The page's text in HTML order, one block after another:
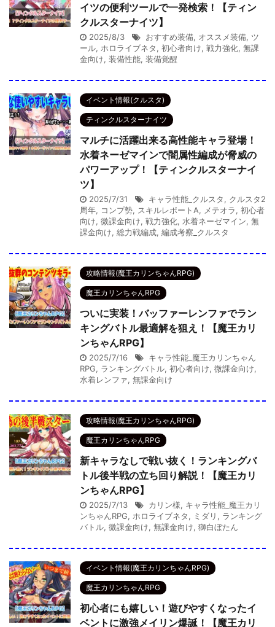
イツの便利ツールで一発検索！【ティン
クルスターナイツ】
2025/8/3 おすすめ装備, オススメ装備, ツ
ール, ホロライブネタ, 初心者向け, 戦力強化, 無課
金向け, 装備性能, 装備覚醒
イベント情報(クルスタ)
ティンクルスターナイツ
マルチに活躍出来る高性能キャラ登場！
水着ネーゼマインで闇属性編成が脅威の
パワーアップ！【ティンクルスターナイ
ツ】
2025/7/31 キャラ性能_クルスタ, クルスタ2
周年, コンプ勢, スキルレポートA, メテオラ, 初心者
向け, 微課金向け, 戦力強化, 水着ネーゼマイン, 無
課金向け, 総力戦編成, 編成考察_クルスタ
攻略情報(魔王カリンちゃんRPG)
魔王カリンちゃんRPG
ついに実装！バッファーレンファでラン
キングバトル最適解を狙え！【魔王カリ
ンちゃんRPG】
2025/7/16
キャラ性能_魔王カリンちゃん
RPG, ランキングバトル, 初心者向け, 微課金向け,
水着レンファ, 無課金向け
攻略情報(魔王カリンちゃんRPG)
魔王カリンちゃんRPG
新キャラなしで戦い抜く！ランキングバ
トル後半戦の立ち回り解説！【魔王カリ
ンちゃんRPG】
2025/7/13 カリン様, キャラ性能_魔王カリ
ンちゃんRPG, ホロライブネタ, ミダリ , ランキング
バトル, 微課金向け, 無課金向け, 獅白ぼたん
イベント情報(魔王カリンちゃんRPG)
魔王カリンちゃんRPG
初心者にも嬉しい！遊びやすくなったイ
ベントに激強メイリン爆誕！【魔王カリ